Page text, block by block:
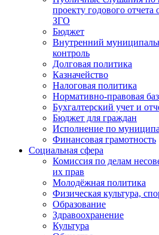
проекту годового
ЗГО
Бюджет
Внутренний
контроль
Долговая политика
Казначейство
Налоговая политика
Нормативно-правовая
Бухгалтерский учет и
Бюджет для граждан
Исполнение по
Финансовая грамотность
Социальная сфера
Комиссия по делам
их прав
Молодёжная политика
Физическая культура,
Образование
Здравоохранение
Культура